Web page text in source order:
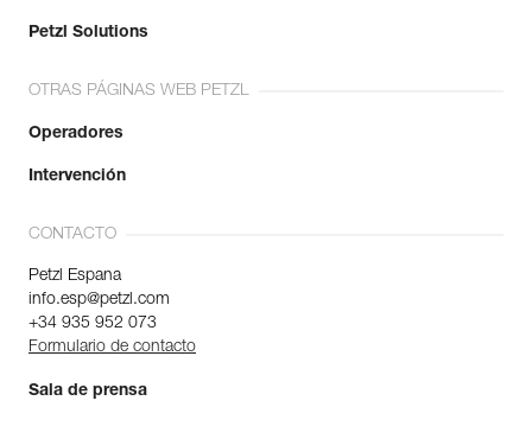
Petzl Solutions
OTRAS PÁGINAS WEB PETZL
Operadores
Intervención
CONTACTO
Petzl Espana
info.esp@petzl.com
+34 935 952 073
Formulario de contacto
Sala de prensa